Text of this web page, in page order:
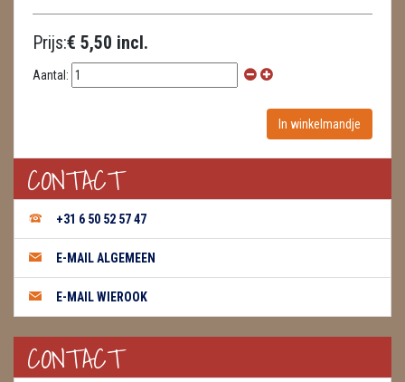
VLINDERS
Prijs:€ 5,50 incl.
Aantal:
CONTACT
+31 6 50 52 57 47
E-MAIL ALGEMEEN
E-MAIL WIEROOK
CONTACT